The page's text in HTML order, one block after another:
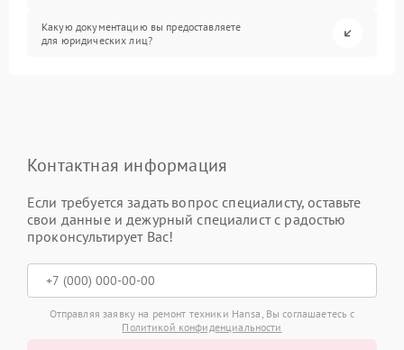
Какую документацию вы предоставляете
для юридических лиц?
Контактная информация
Если требуется задать вопрос специалисту, оставьте
свои данные и дежурный специалист с радостью
проконсультирует Вас!
Отправляя заявку на ремонт техники Hansa, Вы соглашаетесь с
Политикой конфиденциальности